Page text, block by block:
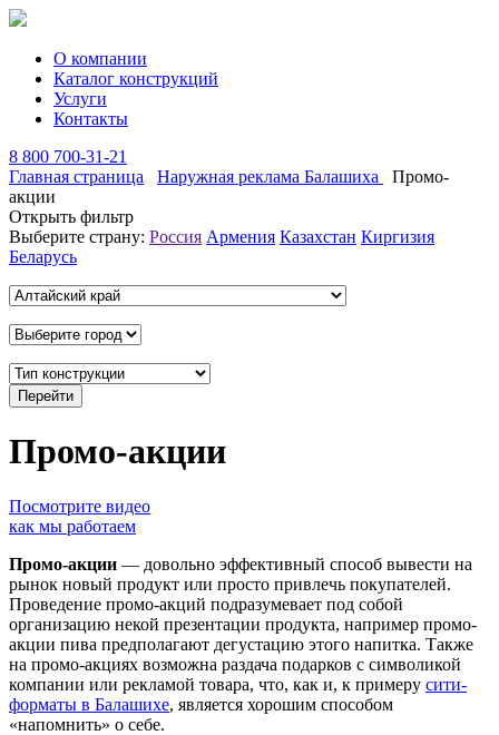
О компании
Каталог конструкций
Услуги
Контакты
8 800 700-31-21
Главная страница
Наружная реклама Балашиха
Промо-
акции
Открыть фильтр
Выберите страну: Россия Армения Казахстан Киргизия
Беларусь
Промо-акции
Посмотрите видео
как мы работаем
Промо-акции — довольно эффективный способ вывести на
рынок новый продукт или просто привлечь покупателей.
Проведение промо-акций подразумевает под собой
организацию некой презентации продукта, например промо-
акции пива предполагают дегустацию этого напитка. Также
на промо-акциях возможна раздача подарков с символикой
компании или рекламой товара, что, как и, к примеру сити-
форматы в Балашихе, является хорошим способом
«напомнить» о себе.